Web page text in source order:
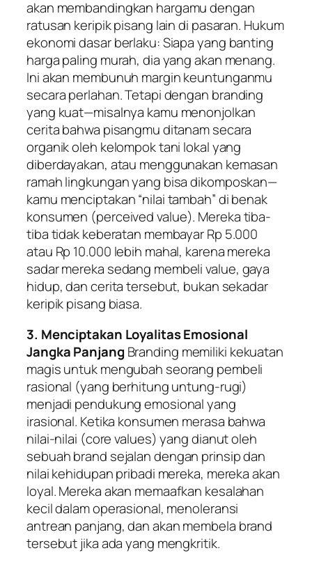
akan membandingkan hargamu dengan
ratusan keripik pisang lain di pasaran. Hukum
ekonomi dasar berlaku: Siapa yang banting
harga paling murah, dia yang akan menang.
Ini akan membunuh margin keuntunganmu
secara perlahan. Tetapi dengan branding
yang kuat—misalnya kamu menonjolkan
cerita bahwa pisangmu ditanam secara
organik oleh kelompok tani lokal yang
diberdayakan, atau menggunakan kemasan
ramah lingkungan yang bisa dikomposkan—
kamu menciptakan “nilai tambah” di benak
konsumen (perceived value). Mereka tiba-
tiba tidak keberatan membayar Rp 5.000
atau Rp 10.000 lebih mahal, karena mereka
sadar mereka sedang membelivalue, gaya
hidup, dan cerita tersebut, bukan sekadar
keripik pisang biasa.
3. Menciptakan Loyalitas Emosional
Jangka Panjang Branding memiliki kekuatan
magis untuk mengubah seorang pembeli
rasional (yang berhitung untung-rugi)
menjadi pendukung emosional yang
irasional. Ketika konsumen merasa bahwa
nilai-nilai (core values) yang dianut oleh
sebuahbrand sejalan dengan prinsip dan
nilai kehidupan pribadi mereka, mereka akan
loyal. Mereka akan memaafkan kesalahan
kecil dalam operasional, menoleransi
antrean panjang, dan akan membela brand
tersebut jika ada yang mengkritik.